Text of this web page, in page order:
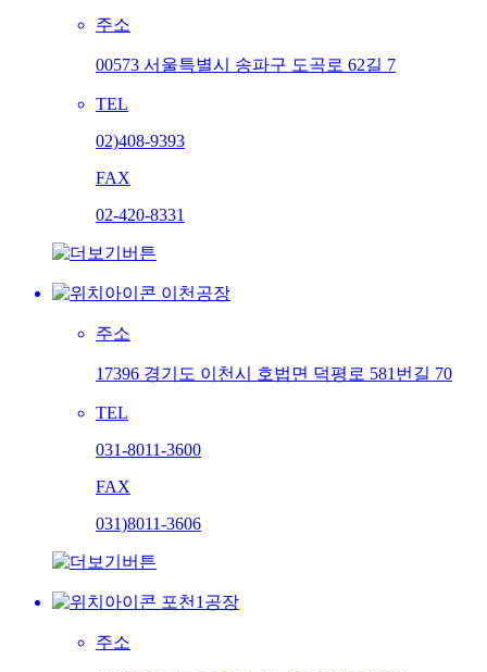
주소
00573 서울특별시 송파구 도곡로 62길 7
TEL
02)408-9393
FAX
02-420-8331
이천공장
주소
17396 경기도 이천시 호법면 덕평로 581번길 70
TEL
031-8011-3600
FAX
031)8011-3606
포천1공장
주소